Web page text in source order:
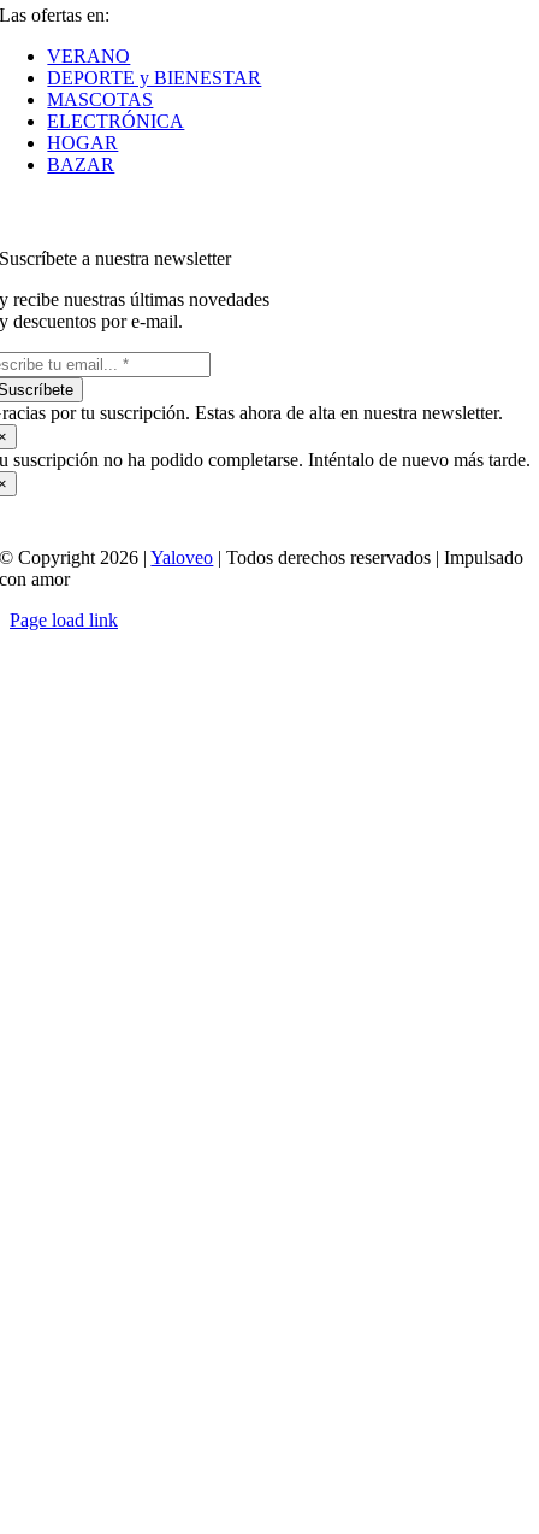
Las ofertas en:
VERANO
DEPORTE y BIENESTAR
MASCOTAS
ELECTRÓNICA
HOGAR
BAZAR
Suscríbete a nuestra newsletter
y recibe nuestras últimas novedades
y descuentos por e-mail.
por tu suscripción. Estas ahora de alta en nuestra newsletter.
suscripción no ha podido completarse. Inténtalo de nuevo más tarde.
© Copyright 2026 |Yaloveo | Todos derechos reservados | Impulsado
con amor
Page load link